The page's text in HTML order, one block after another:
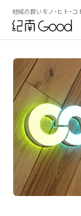
地域の良いモノ・ヒト・コ